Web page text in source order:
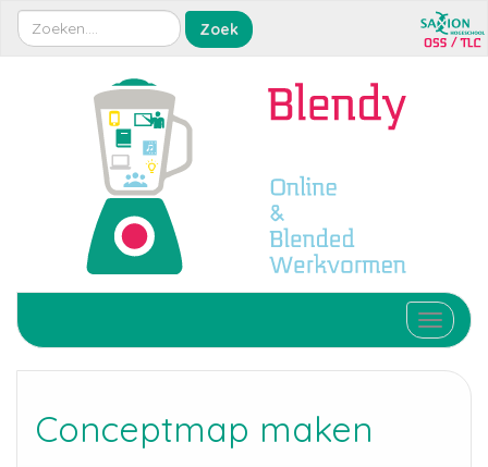
Toggle
Conceptmap maken